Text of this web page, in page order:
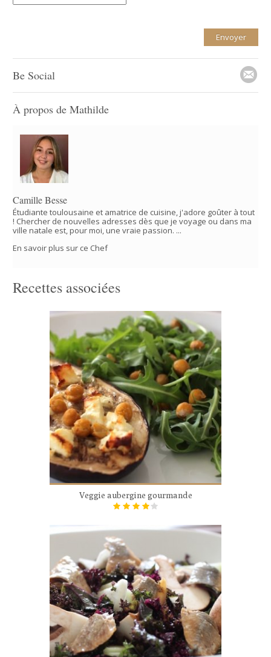
Be Social
À propos de Mathilde
Camille Besse
Étudiante toulousaine et amatrice de cuisine, j'adore goûter à tout
! Chercher de nouvelles adresses dès que je voyage ou dans ma
ville natale est, pour moi, une vraie passion. ...
En savoir plus sur ce Chef
Recettes associées
Veggie aubergine gourmande